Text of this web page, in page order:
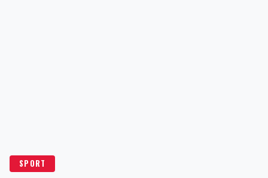
SPORT